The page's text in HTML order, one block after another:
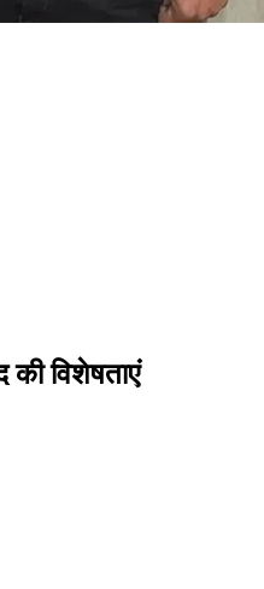
की विशेषताएं